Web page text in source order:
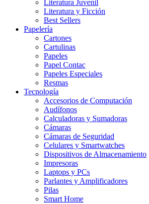
Literatura Juvenil
Literatura y Ficción
Best Sellers
Papelería
Cartones
Cartulinas
Papeles
Papel Contac
Papeles Especiales
Resmas
Tecnología
Accesorios de Computación
Audífonos
Calculadoras y Sumadoras
Cámaras
Cámaras de Seguridad
Celulares y Smartwatches
Dispositivos de Almacenamiento
Impresoras
Laptops y PCs
Parlantes y Amplificadores
Pilas
Smart Home